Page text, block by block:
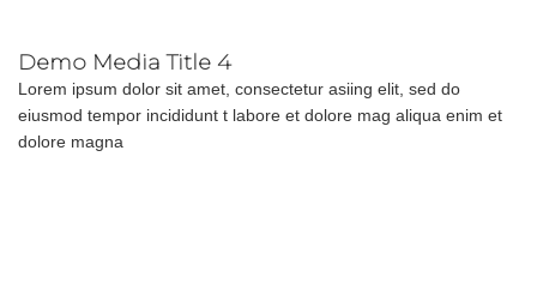
Demo Media Title 4
Lorem ipsum dolor sit amet, consectetur asiing elit, sed do
eiusmod tempor incididunt t labore et dolore mag aliqua enim et
dolore magna